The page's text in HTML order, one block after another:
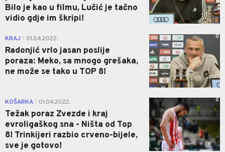
Bilo je kao u filmu, Lučić je tačno
vidio gdje im škripi!
KRAJ 01.04.2022.
Radonjić vrlo jasan poslije
poraza: Meko, sa mnogo grešaka,
ne može se tako u TOP 8!
0
KOŠARKA 01.04.2022.
Težak poraz Zvezde i kraj
evroligaškog sna - Ništa od Top
8! Trinkijeri razbio crveno-bijele,
sve je gotovo!
0